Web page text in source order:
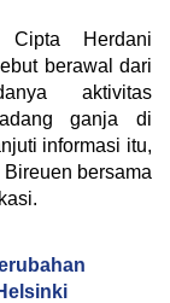
Cipta Herdani
berawal dari
aktivitas
ganja di
informasi itu,
bersama